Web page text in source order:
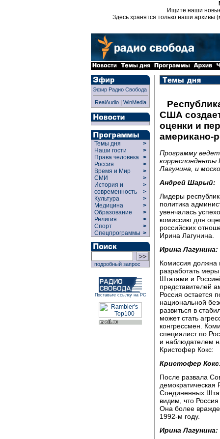
Ищите наши
Здесь хранятся только наши архивы
Эфир Радио Свобода
RealAudio| WinMedia
Темы дня
>
Наши гости
>
Права человека >
Россия
>
Время и Мир
>
СМИ
>
История и
современность
>
>
Культура
>
Медицина
>
Образование
>
Религия
>
Спорт
>
Спецпрограммы >
подробный запрос
Поставьте ссылку на РС
США
оценки и
американо-
Программу
Лагунина, и
Андрей Шарый:
Лидеры
политика
увенчалась
комиссию для
российских
Ирина Лагунина.
Ирина Лагунина:
Комиссия должна
разработать
Штатами и
представителей
Россия остается
национальной
развиться в
может стать
конгрессмен.
специалист по
и наблюдателем
Кристофер Кокс:
Кристофер
После развала
демократическая
Соединенных
видим, что
Она более
1992-м году.
Ирина Лагунина: